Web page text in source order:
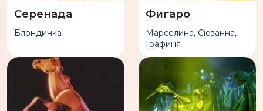
Серенада
Блондинка
Фигаро
Марселина, Сюзанна,
Графиня